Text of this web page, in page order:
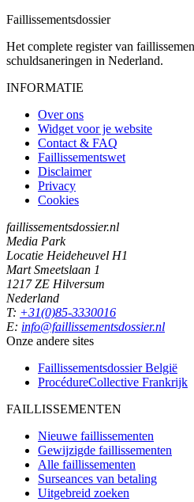
Faillissementsdossier
Het complete register van
schuldsaneringen in Nederland.
INFORMATIE
Over ons
Widget voor je website
Contact & FAQ
Faillissementswet
Disclaimer
Privacy
Cookies
faillissementsdossier.nl
Media Park
Locatie Heideheuvel H1
Mart Smeetslaan 1
1217 ZE Hilversum
Nederland
T: +31(0)85-3330016
E: info@faillissementsdossier.nl
Onze andere sites
Faillissementsdossier België
ProcédureCollective Frankrijk
FAILLISSEMENTEN
Nieuwe faillissementen
Gewijzigde faillissementen
Alle faillissementen
Surseances van betaling
Uitgebreid zoeken